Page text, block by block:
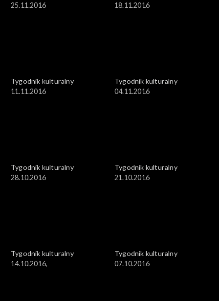
25.11.2016
18.11.2016
Tygodnik kulturalny
11.11.2016
Tygodnik kulturalny
04.11.2016
Tygodnik kulturalny
28.10.2016
Tygodnik kulturalny
21.10.2016
Tygodnik kulturalny
14.10.2016,
Tygodnik kulturalny
07.10.2016